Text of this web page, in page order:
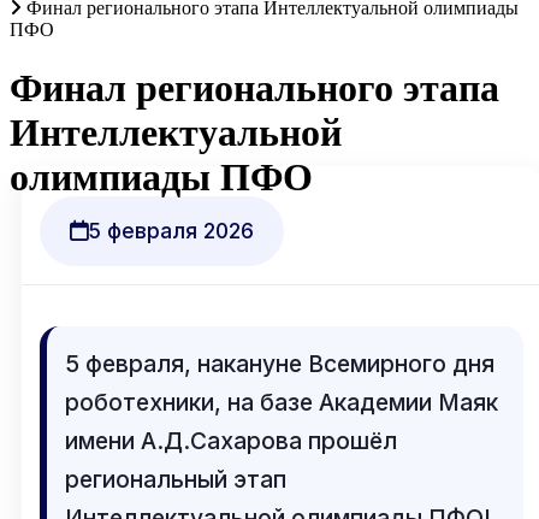
Финал регионального этапа Интеллектуальной олимпиады
ПФО
Финал регионального этапа
Интеллектуальной
олимпиады ПФО
5 февраля 2026
5 февраля, накануне Всемирного дня
роботехники, на базе Академии Маяк
имени А.Д.Сахарова прошёл
региональный этап